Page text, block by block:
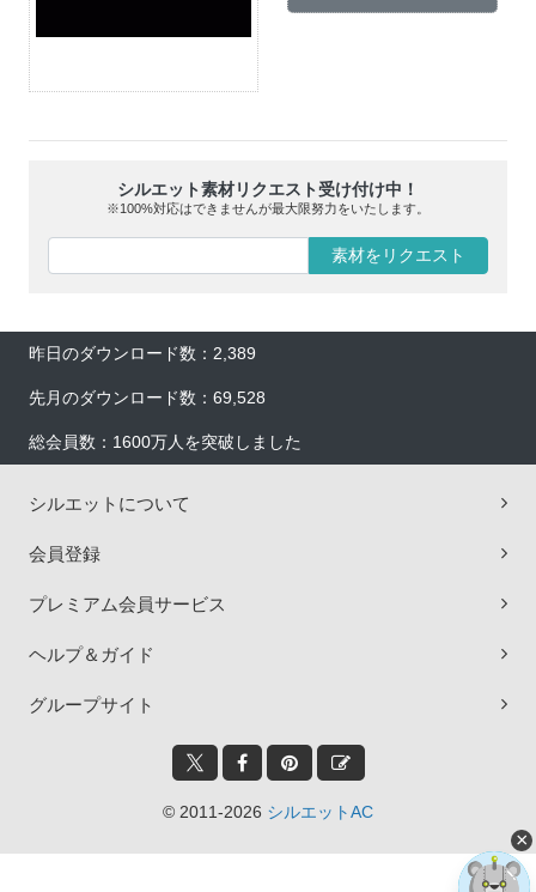
シルエット素材リクエスト受け付け中！
※100%対応はできませんが最大限努力をいたします。
素材をリクエスト
昨日のダウンロード数：2,389
先月のダウンロード数：69,528
総会員数：1600万人を突破しました
シルエットについて
会員登録
プレミアム会員サービス
ヘルプ＆ガイド
グループサイト
© 2011-2026 シルエットAC
×